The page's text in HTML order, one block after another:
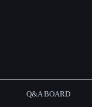
Q&A BOARD